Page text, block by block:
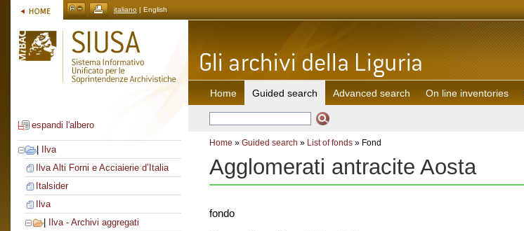
italiano | English
espandi l'albero
Ilva
Ilva Alti Forni e Acciaierie d’Italia
Italsider
Ilva
Ilva - Archivi aggregati
Home Guided search Advanced search On line inventories
Home » Guided search » List of fonds » Fond
Agglomerati antracite Aosta
fondo